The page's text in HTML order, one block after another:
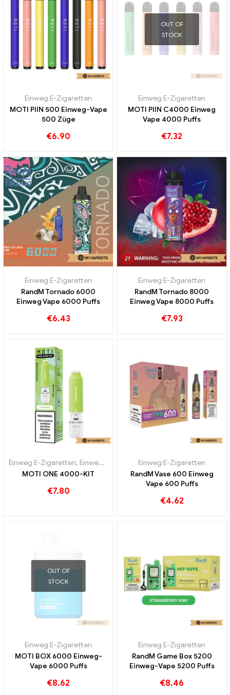
Einweg E-Zigaretten
MOTI PIIN 500 Einweg-Vape
500 Züge
€6.90
OUT OF
STOCK
Einweg E-Zigaretten
MOTI PIIN C4000 Einweg
Vape 4000 Puffs
€7.32
Einweg E-Zigaretten
RandM Tornado 6000
Einweg Vape 6000 Puffs
€6.43
Einweg E-Zigaretten
RandM Tornado 8000
Einweg Vape 8000 Puffs
€7.93
Einweg E-Zigaretten, Einweg-E-Zigaretten Österreich ,Einweg-E-
MOTI ONE 4000-KIT
€7.80
Einweg E-Zigaretten
RandM Vase 600 Einweg
Vape 600 Puffs
€4.62
OUT OF
STOCK
Einweg E-Zigaretten
MOTI BOX 6000 Einweg-
Vape 6000 Puffs
€8.62
Einweg E-Zigaretten
RandM Game Box 5200
Einweg-Vape 5200 Puffs
€8.46